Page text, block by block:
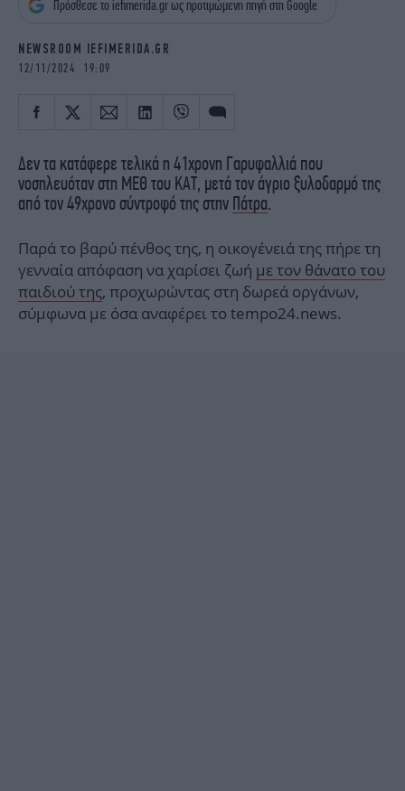
iBOOKS
ΖΩΔΙΑ
MEDIA
NEWSLETTER
Πρόσθεσε το iefimerida.gr ως προτιμώμενη πηγή στη Google
NEWSROOM IEFIMERIDA.GR
12/11/2024 19:09
Δεν τα κατάφερε τελικά η 41χρονη Γαρυφαλλιά που
νοσηλευόταν στη ΜΕΘ του ΚΑΤ, μετά τον άγριο ξυλοδαρμό της
από τον 49χρονο σύντροφό της στην Πάτρα.
Παρά το βαρύ πένθος της, η οικογένειά της πήρε τη
γενναία απόφαση να χαρίσει ζωή με τον θάνατο του
παιδιού της, προχωρώντας στη δωρεά οργάνων,
σύμφωνα με όσα αναφέρει το tempo24.news.